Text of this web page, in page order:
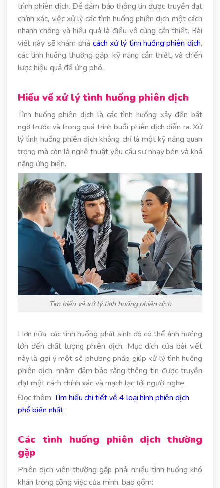
trình phiên dịch. Để đảm bảo thông tin được truyền đạt
chính xác, việc xử lý các tình huống phiên dịch một cách
nhanh chóng và hiểu quả là điều vô cùng cần thiết. Bài
viết này sẽ khám phácách xử lý tình huống phiên dịch,
các tình huống thường gặp, kỹ năng cần thiết, và chiến
lược hiệu quả để ứng phó.
Hiểu về xử lý tình huống phiên dịch
Tình huống phiên dịch là các tình huống xảy đến bất
ngờ trước và trong quá trình buổi phiên dịch diễn ra. Xử
lý tình huống phiên dịch không chỉ là một kỹ năng quan
trọng mà còn là nghệ thuật yêu cầu sự nhạy bén và khả
năng ứng biến.
Tìm hiểu về xử lý tình huống phiên dịch
Hơn nữa, các tình huống phát sinh đó có thể ảnh hưởng
lớn đến chất lượng phiên dịch. Mục đích của bài viết
này là gợi ý một số phương pháp giúp xử lý tình huống
phiên dịch, nhằm đảm bảo rằng thông tin được truyền
đạt một cách chính xác và mạch lạc tới người nghe.
Đọc thêm:Tìm hiểu chi tiết về 4 loại hình phiên dịch
phổ biến nhất
Các tình huống phiên dịch thường
gặp
Phiên dịch viên thường gặp phải nhiều tình huống khó
khăn trong công việc của mình, bao gồm: